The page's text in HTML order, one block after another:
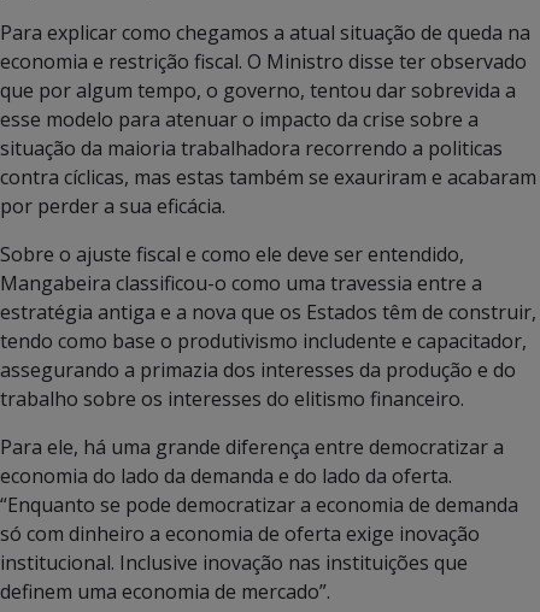
Para explicar como chegamos a atual situação de queda na
economia e restrição fiscal. O Ministro disse ter observado
que por algum tempo, o governo, tentou dar sobrevida a
esse modelo para atenuar o impacto da crise sobre a
situação da maioria trabalhadora recorrendo a politicas
contra cíclicas, mas estas também se exauriram e acabaram
por perder a sua eficácia.
Sobre o ajuste fiscal e como ele deve ser entendido,
Mangabeira classificou-o como uma travessia entre a
estratégia antiga e a nova que os Estados têm de construir,
tendo como base o produtivismo includente e capacitador,
assegurando a primazia dos interesses da produção e do
trabalho sobre os interesses do elitismo financeiro.
Para ele, há uma grande diferença entre democratizar a
economia do lado da demanda e do lado da oferta.
“Enquanto se pode democratizar a economia de demanda
só com dinheiro a economia de oferta exige inovação
institucional. Inclusive inovação nas instituições que
definem uma economia de mercado”.